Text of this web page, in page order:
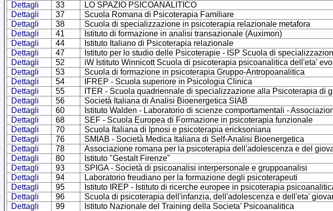
Dettagli
33
LO SPAZIO PSICOANALITICO
Dettagli
37
Scuola Romana di Psicoterapia Familiare
Dettagli
38
Scuola di specializzazione in psicoterapia relazionale metafora
Dettagli
41
Istituto di formazione in analisi transazionale (Auximon)
Dettagli
44
Istituto Italiano di Psicoterapia relazionale
Dettagli
47
Istituto per lo studio delle Psicoterapie - ISP Scuola di
Dettagli
52
iW Istituto Winnicott Scuola di psicoterapia psicoanalitica dell'eta'
Dettagli
53
Scuola di formazione in psicoterapia Gruppo-Antropoanalitica
Dettagli
54
IFREP - Scuola superiore in Psicologia Clinica
Dettagli
55
ITER - Scuola quadriennale di specializzazione alla Psicoterapia di
Dettagli
56
Società Italiana di Analisi Bioenergetica SIAB
Dettagli
60
Istituto Walden - Laboratorio di scienze comportamentali -
Dettagli
68
SEF - Scuola Europea di Formazione in psicoterapia funzionale
Dettagli
70
Scuola Italiana di Ipnosi e psicoterapia ericksoniana
Dettagli
76
SMIAB - Società Medica Italiana di Self-Analisi Bioenergetica
Dettagli
78
Associazione romana per la psicoterapia dell'adolescenza e del
Dettagli
80
Istituto "Gestalt Firenze"
Dettagli
93
SPIGA - Società di psicoanalisi interpersonale e gruppoanalisi
Dettagli
94
Laboratorio freudiano per la formazione degli psicoterapeuti
Dettagli
95
Istituto IREP - Istituto di ricerche europee in psicoterapia
Dettagli
96
Scuola di psicoterapia dell'infanzia, dell'adolescenza e dell'eta'
Dettagli
99
Istituto Nazionale del Training della Societa’ Psicoanalitica